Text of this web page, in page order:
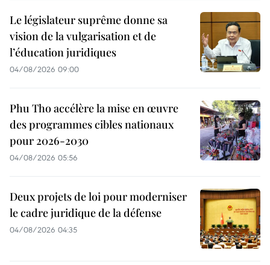
Le législateur suprême donne sa
vision de la vulgarisation et de
l’éducation juridiques
04/08/2026 09:00
Phu Tho accélère la mise en œuvre
des programmes cibles nationaux
pour 2026-2030
04/08/2026 05:56
Deux projets de loi pour moderniser
le cadre juridique de la défense
04/08/2026 04:35